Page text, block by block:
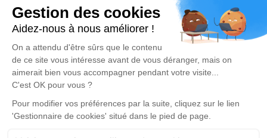
anecdote ou exprimer vos pensées à travers des
poèmes ou des textes. Cet endroit est un lieu
d'expression dédié à honorer la mémoire de Paulette
PIN.
Un service de plantation d’arbre hommage est
disponible ici.
Je rends hommage